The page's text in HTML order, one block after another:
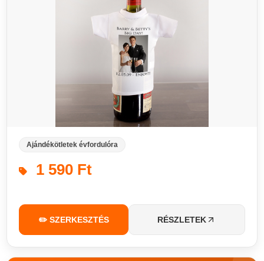
Ajándékötletek évfordulóra
1 590 Ft
✏️ SZERKESZTÉS RÉSZLETEK